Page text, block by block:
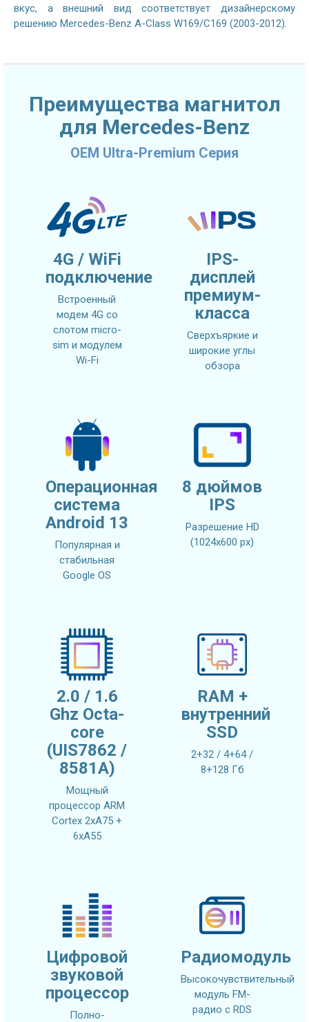
вкус, а внешний вид соответствует дизайнерскому
решению Mercedes-Benz A-Class W169/C169 (2003-2012).
Преимущества магнитол
для Mercedes-Benz
OEM Ultra-Premium Серия
4G / WiFi
подключение
Встроенный
модем 4G со
слотом micro-
sim и модулем
Wi-Fi
IPS-
дисплей
премиум-
класса
Сверхъяркие и
широкие углы
обзора
Операционная
система
Android 13
Популярная и
стабильная
Google OS
8 дюймов
IPS
Разрешение HD
(1024х600 px)
2.0 / 1.6
Ghz Octa-
core
(UIS7862 /
8581A)
Мощный
процессор ARM
Cortex 2xA75 +
6xA55
RAM +
внутренний
SSD
2+32 / 4+64 /
8+128 Гб
Цифровой
звуковой
процессор
Полно-
Радиомодуль
Высокочувствительный
модуль FM-
радио с RDS